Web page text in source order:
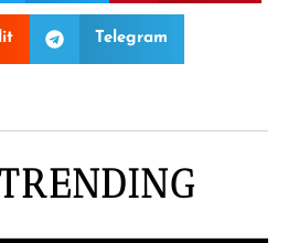
Telegram